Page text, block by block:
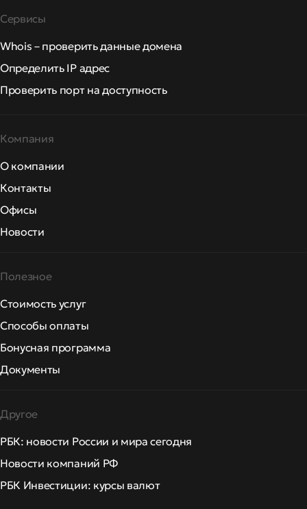
Сервисы
Whois – проверить данные домена
Определить IP адрес
Проверить порт на доступность
Компания
О компании
Контакты
Офисы
Новости
Полезное
Стоимость услуг
Способы оплаты
Бонусная программа
Документы
Другое
РБК: новости России и мира сегодня
Новости компаний РФ
РБК Инвестиции: курсы валют